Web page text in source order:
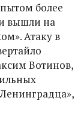
более
вышли на
Атаку в
Вотинов,